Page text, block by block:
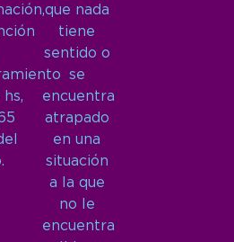
hs,
que nada
tiene
sentido o
se
encuentra
atrapado
en una
situación
a la que
no le
encuentra